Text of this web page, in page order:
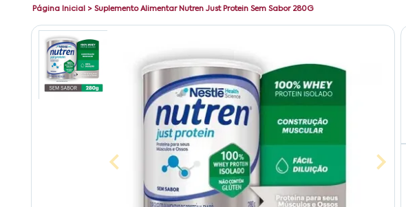
Página Inicial > Suplemento Alimentar Nutren Just Protein Sem Sabor 280G